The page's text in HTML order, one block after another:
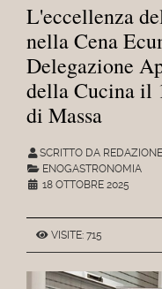
L'eccellenza
nella Cena
Delegazione
della Cucina il
di Massa
SCRITTO DA REDAZIONE
ENOGASTRONOMIA
18 OTTOBRE 2025
VISITE: 715